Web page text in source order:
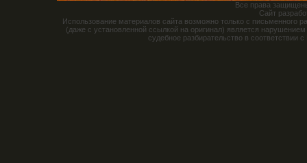
Все права
Сайт
Использование материалов сайта возможно только с письменного
(даже с установленной ссылкой на оригинал) является
судебное разбирательство в